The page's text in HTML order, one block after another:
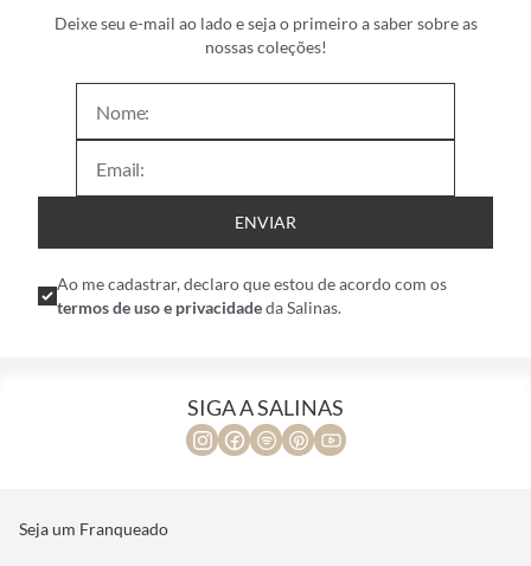
Deixe seu e-mail ao lado e seja o primeiro a saber sobre as
nossas coleções!
ENVIAR
Ao me cadastrar, declaro que estou de acordo com os
termos de uso e privacidadeda Salinas.
SIGA A SALINAS
Seja um Franqueado